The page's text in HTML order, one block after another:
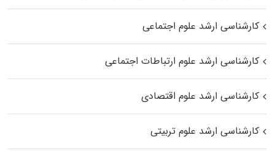
کارشناسی ارشد علوم اجتماعی
کارشناسی ارشد علوم ارتباطات اجتماعی
کارشناسی ارشد علوم اقتصادی
کارشناسی ارشد علوم تربیتی